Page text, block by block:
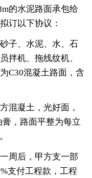
的水泥路面承包给
订以下协议：
子、水泥、水、石
拌机、拖线纹机、
C30混凝土路面，含
混凝土，光好面，
，路面平整为每立
周后，甲方支一部
支付工程款，工程